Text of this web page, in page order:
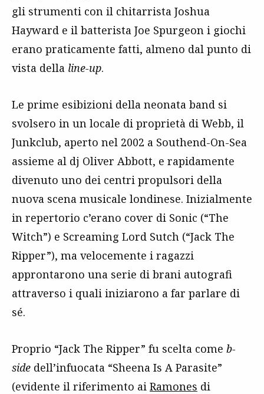
gli strumenti con il chitarrista Joshua
Hayward e il batterista Joe Spurgeon i giochi
erano praticamente fatti, almeno dal punto di
vista della line-up.
Le prime esibizioni della neonata band si
svolsero in un locale di proprietà di Webb, il
Junkclub, aperto nel 2002 a Southend-On-Sea
assieme al dj Oliver Abbott, e rapidamente
divenuto uno dei centri propulsori della
nuova scena musicale londinese. Inizialmente
in repertorio c’erano cover di Sonic (“The
Witch”) e Screaming Lord Sutch (“Jack The
Ripper”), ma velocemente i ragazzi
approntarono una serie di brani autografi
attraverso i quali iniziarono a far parlare di
sé.
Proprio “Jack The Ripper” fu scelta come b-
side dell’infuocata “Sheena Is A Parasite”
(evidente il riferimento ai Ramones di